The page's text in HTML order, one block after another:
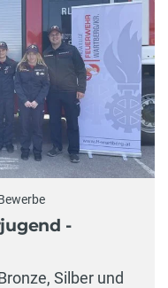
-
Silber und